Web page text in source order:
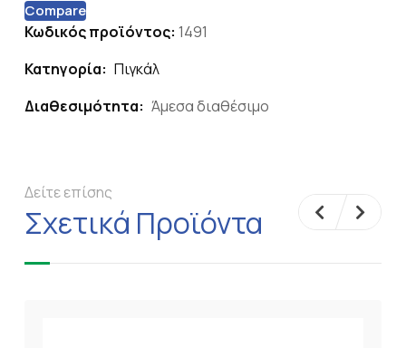
Compare
Κωδικός προϊόντος: 1491
Κατηγορία: Πιγκάλ
Διαθεσιμότητα: Άμεσα διαθέσιμο
Δείτε επίσης
Σχετικά Προϊόντα